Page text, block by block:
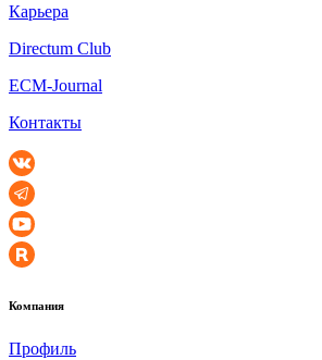
Карьера
Directum Club
ECM-Journal
Контакты
Компания
Профиль